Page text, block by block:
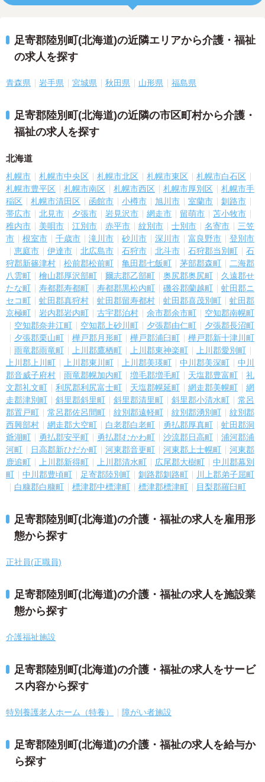
足寄郡陸別町(北海道)の近隣エリアから介護・福祉
の求人を探す
青森県 岩手県 宮城県 秋田県 山形県 福島県
足寄郡陸別町(北海道)の近隣の市区町村から介護・
福祉の求人を探す
北海道
札幌市 札幌市中央区 札幌市北区 札幌市東区
札幌市白石区
札幌市豊平区
札幌市南区 札幌市西区 札幌市厚別区
札幌市手
稲区
札幌市清田区 函館市 小樽市 旭川市 室蘭市
釧路市
帯広市
北見市 夕張市 岩見沢市 網走市 留萌市
苫小牧市
稚内市
美唄市 江別市 赤平市 紋別市 士別市 名寄市
三笠
市
根室市 千歳市 滝川市 砂川市 深川市 富良野市
登別市
恵庭市
伊達市 北広島市 石狩市 北斗市 石狩郡当別町
石
狩郡新篠津村
松前郡松前町 亀田郡七飯町 茅部郡森町
二海郡
八雲町
檜山郡厚沢部町 爾志郡乙部町 奥尻郡奥尻町
久遠郡せ
たな町
寿都郡寿都町 寿都郡黒松内町 磯谷郡蘭越町
虻田郡ニ
セコ町
虻田郡真狩村 虻田郡留寿都村 虻田郡喜茂別町
虻田郡
京極町
岩内郡岩内町 古宇郡泊村 余市郡余市町
空知郡南幌町
空知郡奈井江町
空知郡上砂川町 夕張郡由仁町
夕張郡長沼町
夕張郡栗山町
樺戸郡月形町 樺戸郡浦臼町
樺戸郡新十津川町
雨竜郡雨竜町
上川郡鷹栖町 上川郡東神楽町
上川郡愛別町
上川郡上川町
上川郡東川町 上川郡美瑛町 中川郡美深町
中川
郡音威子府村
雨竜郡幌加内町 増毛郡増毛町 天塩郡豊富町
礼
文郡礼文町
利尻郡利尻富士町 天塩郡幌延町 網走郡美幌町
網
走郡津別町
斜里郡斜里町 斜里郡清里町 斜里郡小清水町
常呂
郡置戸町
常呂郡佐呂間町 紋別郡遠軽町 紋別郡湧別町
紋別郡
西興部村
網走郡大空町 白老郡白老町 勇払郡厚真町
虻田郡洞
爺湖町
勇払郡安平町 勇払郡むかわ町 沙流郡日高町
浦河郡浦
河町
日高郡新ひだか町 河東郡音更町 河東郡上士幌町
河東郡
鹿追町
上川郡新得町 上川郡清水町 広尾郡大樹町
中川郡幕別
町
中川郡豊頃町 足寄郡陸別町 釧路郡釧路町
川上郡弟子屈町
白糠郡白糠町
標津郡中標津町 標津郡標津町 目梨郡羅臼町
足寄郡陸別町(北海道)の介護・福祉の求人を雇用形
態から探す
正社員(正職員)
足寄郡陸別町(北海道)の介護・福祉の求人を施設業
態から探す
介護福祉施設
足寄郡陸別町(北海道)の介護・福祉の求人をサービ
ス内容から探す
特別養護老人ホーム（特養） 障がい者施設
足寄郡陸別町(北海道)の介護・福祉の求人を給与か
ら探す